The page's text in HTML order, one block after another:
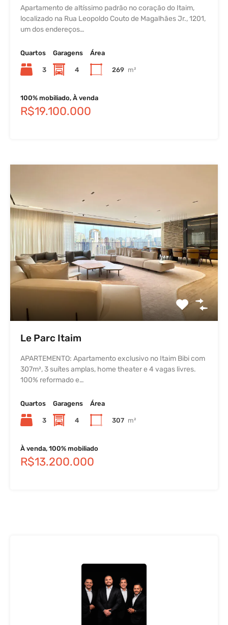
Apartamento de altíssimo padrão no coração do Itaim,
localizado na Rua Leopoldo Couto de Magalhães Jr., 1201,
um dos endereços…
Quartos
3
Garagens
4
Área
269 m²
100% mobiliado, À venda
R$19.100.000
Le Parc Itaim
APARTEMENTO: Apartamento exclusivo no Itaim Bibi com
307m², 3 suítes amplas, home theater e 4 vagas livres.
100% reformado e…
Quartos
3
Garagens
4
Área
307 m²
À venda, 100% mobiliado
R$13.200.000